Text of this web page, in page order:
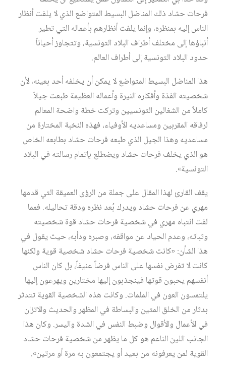
فرحات حشاد ذلك المناضل البسيط المتواضع الذي لا يلفت أنظار
الناس إليه بمنظره، وإنما يلفت أنظارهم بأعماله التي تطير
أنباؤها إلى مختلف أطراف البلاد التونسية، وتتجاوز أحياناً
حدود البلاد التونسية إلى أطراف العالم.
هذا المناضل البسيط المتواضع لا يمكن أن يخلفه أحد بعينه، لأن
شخصيته الفذة وأفكاره النيرة وأعماله العظيمة طبعت جيلاً
كاملاً من الشغالين التونسيين وتركت خطة واضحة المعالم
لرفاقه المقربين ومساعديه الأوفياء، فهذه النخبة المختارة من
مساعديه وهذا الجيل الذي طبعه فرحات حشاد بطابعه الخاص
هو الذي يخلف فرحات حشاد ويضطلع بإتمام رسالته في البلاد
التونسية».
يقف القارئ لهذا المقال على جملة من الرؤى العميقة التي قدمها
مهري عن فرحات حشاد ويدرك بُعد نظره ودقة تحاليله. فمما
لفت انتباه مهري في شخصية فرحات حشاد قوة شخصيته
وثباته، وعدم الحياد عن مواقفه، وصبره ودأبه، حيث يقول في
هذا الشأن: «كانت شخصية فرحات حشاد شخصية قوية ولكنها
كانت لا تفرض نفسها على الناس فرضاً عنيفاً، بل كان الناس
أنفسهم يحبون قوتها فينجذبون إليها مختارين ويهرعون إليها
يلتمسون العون في الملمات. وكانت هذه الشخصية القوية تتدثر
بدثار من الخلق المتين والبساطة في المظهر والحديث والاتزان
في الأعمال والأقوال وضبط النفس في الشدة واليسر. وكان هذا
الجانب اللين الناعم هو كل ما يظهر من شخصية فرحات حشاد
القوية لمن يعرفونه من بعيد أو يجتمعون به مرة أو مرتين».